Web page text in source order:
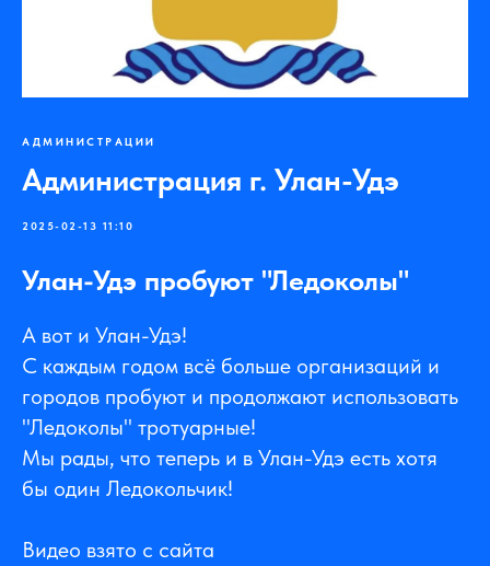
АДМИНИСТРАЦИИ
Администрация г. Улан-Удэ
2025-02-13 11:10
Улан-Удэ пробуют "Ледоколы"
А вот и Улан-Удэ!
С каждым годом всё больше организаций и
городов пробуют и продолжают использовать
"Ледоколы" тротуарные!
Мы рады, что теперь и в Улан-Удэ есть хотя
бы один Ледокольчик!
Видео взято с сайта